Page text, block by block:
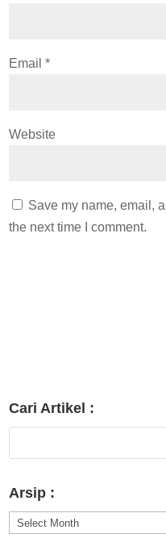
Email*
Website
Save my name, email,
the next time I comment.
Cari Artikel :
Arsip :
Arsip